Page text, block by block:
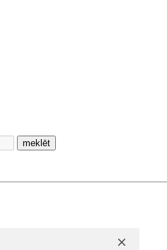
meklēt